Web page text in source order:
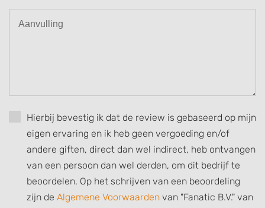
Hierbij bevestig ik dat de review is gebaseerd op mijn
eigen ervaring en ik heb geen vergoeding en/of
andere giften, direct dan wel indirect, heb ontvangen
van een persoon dan wel derden, om dit bedrijf te
beoordelen. Op het schrijven van een beoordeling
zijn de Algemene Voorwaarden van "Fanatic B.V." van
or combinations of data from different
sources
Develop and improve services
Use limited data to select content
IAB Special Features: